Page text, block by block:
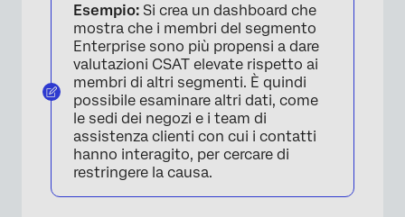
Esempio: Si crea un dashboard che
mostra che i membri del segmento
Enterprise sono più propensi a dare
valutazioni CSAT elevate rispetto ai
membri di altri segmenti. È quindi
possibile esaminare altri dati, come
le sedi dei negozi e i team di
assistenza clienti con cui i contatti
hanno interagito, per cercare di
restringere la causa.